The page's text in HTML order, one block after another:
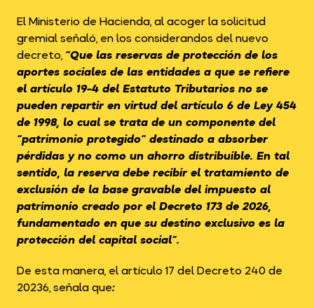
El Ministerio de Hacienda, al acoger la solicitud
gremial señaló, en los considerandos del nuevo
decreto,“Que las reservas de protección de los
aportes sociales de las entidades a que se refiere
el artículo 19-4 del Estatuto Tributarios no se
pueden repartir en virtud del artículo 6 de Ley 454
de 1998, lo cual se trata de un componente del
“patrimonio protegido” destinado a absorber
pérdidas y no como un ahorro distribuible. En tal
sentido, la reserva debe recibir el tratamiento de
exclusión de la base gravable del impuesto al
patrimonio creado por el Decreto 173 de 2026,
fundamentado en que su destino exclusivo es la
protección del capital social”.
De esta manera, el artículo 17 del Decreto 240 de
20236, señala que: